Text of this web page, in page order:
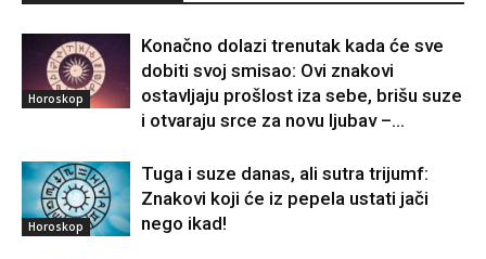
Horoskop
Konačno dolazi trenutak kada će sve
dobiti svoj smisao: Ovi znakovi
ostavljaju prošlost iza sebe, brišu suze
i otvaraju srce za novu ljubav –...
Horoskop
Tuga i suze danas, ali sutra trijumf:
Znakovi koji će iz pepela ustati jači
nego ikad!